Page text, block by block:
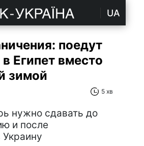
UA
поедут
Египет вместо
зимой
5 хв
нужно сдавать до
и после